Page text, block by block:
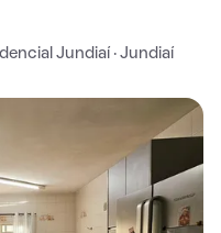
Jundiaí · Jundiaí